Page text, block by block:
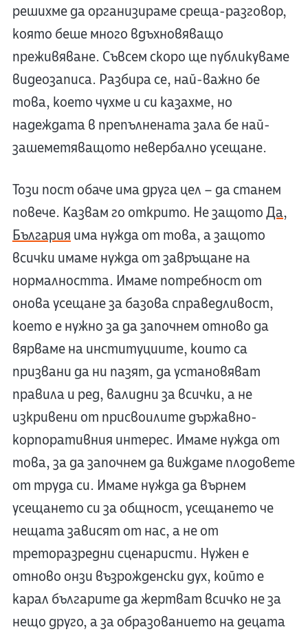
решихме да организираме среща-разговор,
която беше много вдъхновяващо
преживяване. Съвсем скоро ще публикуваме
видеозаписа. Разбира се, най-важно бе
това, което чухме и си казахме, но
надеждата в препълнената зала бе най-
зашеметяващото невербално усещане.
Този пост обаче има друга цел – да станем
повече. Казвам го открито. Не защотоДа,
България има нужда от това, а защото
всички имаме нужда от завръщане на
нормалността. Имаме потребност от
онова усещане за базова справедливост,
което е нужно за да започнем отново да
вярваме на институциите, които са
призвани да ни пазят, да установяват
правила и ред, валидни за всички, а не
изкривени от присвоилите държавно-
корпоративния интерес. Имаме нужда от
това, за да започнем да виждаме плодовете
от труда си. Имаме нужда да върнем
усещането си за общност, усещането че
нещата зависят от нас, а не от
треторазредни сценаристи. Нужен е
отново онзи възрожденски дух, който е
карал българите да жертват всичко не за
нещо друго, а за образованието на децата